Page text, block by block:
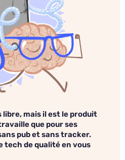
mais il est le produit
que pour ses
pub et sans tracker.
tech de qualité en vous